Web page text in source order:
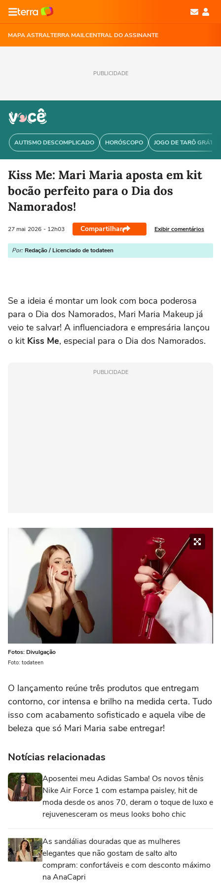
MAPA ASTRALTERRA MAILCENTRAL DO ASSINANTE
PUBLICIDADE
AUTISMO DESCOMPLICADO HORÓSCOPO JOGO DE TARÔ GRÁTIS
Kiss Me: Mari Maria aposta em kit
bocão perfeito para o Dia dos
Namorados!
27 mai 2026 - 12h03 Compartilhar Exibir comentários
Por: Redação / Licenciado de todateen
Se a ideia é montar um look com boca poderosa
para o Dia dos Namorados, Mari Maria Makeup já
veio te salvar! A influenciadora e empresária lançou
o kit Kiss Me, especial para o Dia dos Namorados.
PUBLICIDADE
Fotos: Divulgação
Foto: todateen
O lançamento reúne três produtos que entregam
contorno, cor intensa e brilho na medida certa. Tudo
isso com acabamento sofisticado e aquela vibe de
beleza que só Mari Maria sabe entregar!
Notícias relacionadas
Aposentei meu Adidas Samba! Os novos tênis
Nike Air Force 1 com estampa paisley, hit de
moda desde os anos 70, deram o toque de luxo e
rejuvenesceram os meus looks boho chic
As sandálias douradas que as mulheres
elegantes que não gostam de salto alto
compram: confortáveis e com desconto máximo
na AnaCapri